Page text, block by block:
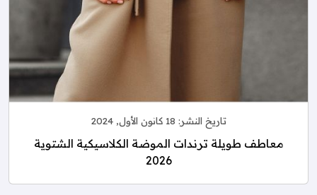
تاريخ النشر: 18 كانون الأول, 2024
معاطف طويلة ترندات الموضة الكلاسيكية الشتوية
2026